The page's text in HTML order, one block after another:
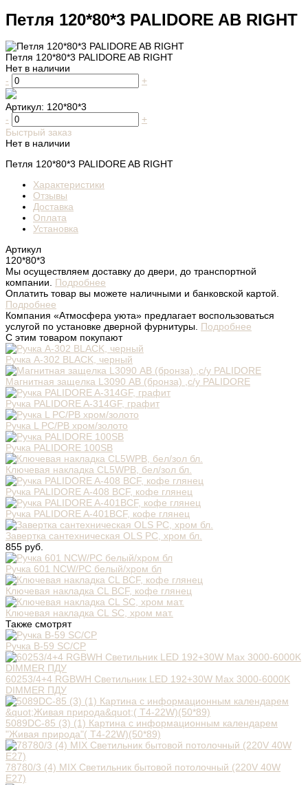
Петля 120*80*3 PALIDORE AB RIGHT
Петля 120*80*3 PALIDORE AB RIGHT
Нет в наличии
-
+
Артикул: 120*80*3
-
+
Быстрый заказ
Нет в наличии
Петля 120*80*3 PALIDORE AB RIGHT
Характеристики
Отзывы
Доставка
Оплата
Установка
Артикул
120*80*3
Мы осуществляем доставку до двери, до транспортной
компании. Подробнее
Оплатить товар вы можете наличными и банковской картой.
Подробнее
Компания «Атмосфера уюта» предлагает воспользоваться
услугой по установке дверной фурнитуры. Подробнее
С этим товаром покупают
Ручка A-302 BLACK, черный
Магнитная защелка L3090 АВ (бронза) ,с/у PALIDORE
Ручка PALIDORE A-314GF, графит
Ручка L PC/PB хром/золото
Ручка PALIDORE 100SB
Ключевая накладка CL5WPB, бел/зол бл.
Ручка PALIDORE A-408 BCF, кофе глянец
Ручка PALIDORE A-401BCF, кофе глянец
Завертка сантехническая OLS PC, хром бл.
855 руб.
Ручка 601 NCW/PC белый/хром бл
Ключевая накладка CL BCF, кофе глянец
Ключевая накладка CL SC, хром мат.
Также смотрят
Ручка B-59 SC/CP
60253/4+4 RGBWH Светильник LED 192+30W Max 3000-6000K
DIMMER ПДУ
5089DC-85 (3) (1) Картина с информационным календарем
"Живая природа"( Т4-22W)(50*89)
78780/3 (4) MIX Светильник бытовой потолочный (220V 40W
E27)